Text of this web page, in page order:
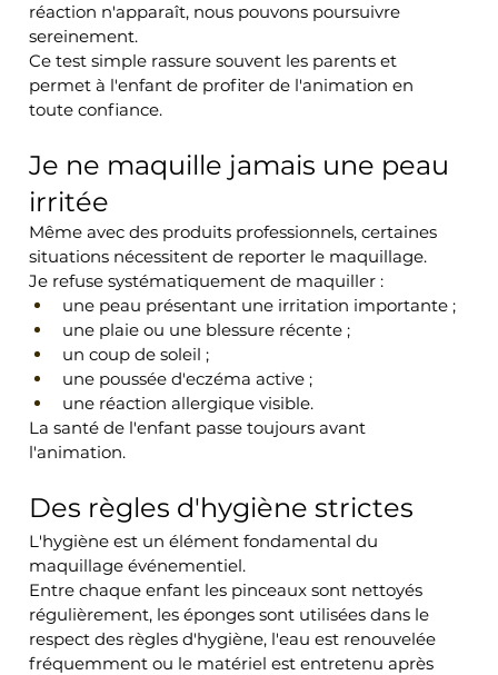
réaction n'apparaît, nous pouvons poursuivre
sereinement.
Ce test simple rassure souvent les parents et
permet à l'enfant de profiter de l'animation en
toute confiance.
Je ne maquille jamais une peau
irritée
Même avec des produits professionnels, certaines
situations nécessitent de reporter le maquillage.
Je refuse systématiquement de maquiller :
une peau présentant une irritation importante ;
une plaie ou une blessure récente ;
un coup de soleil ;
une poussée d'eczéma active ;
une réaction allergique visible.
La santé de l'enfant passe toujours avant
l'animation.
Des règles d'hygiène strictes
L'hygiène est un élément fondamental du
maquillage événementiel.
Entre chaque enfant les pinceaux sont nettoyés
régulièrement, les éponges sont utilisées dans le
respect des règles d'hygiène, l'eau est renouvelée
fréquemment ou le matériel est entretenu après